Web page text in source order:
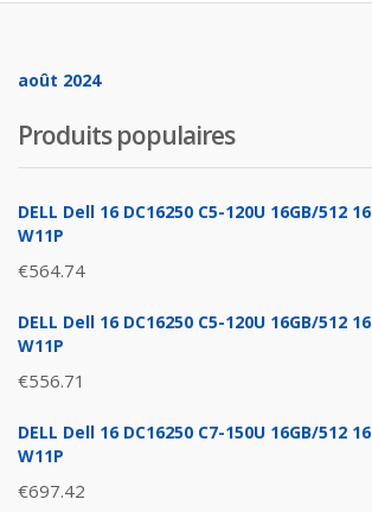
août 2024
Produits populaires
DELL Dell 16 DC16250 C5-120U 16GB/512 16
W11P
€564.74
DELL Dell 16 DC16250 C5-120U 16GB/512 16
W11P
€556.71
DELL Dell 16 DC16250 C7-150U 16GB/512 16
W11P
€697.42